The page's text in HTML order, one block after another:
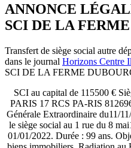
ANNONCE
SCI DE LA
Transfert de siège social autre
dans le journal Horizons Centre
SCI DE LA FERME
SCI au capital de 115500 €
PARIS 17 RCS PA-RIS
Générale Extraordinaire du11/
le siège social au 1 rue du 8
01/01/2022. Durée : 99 ans.